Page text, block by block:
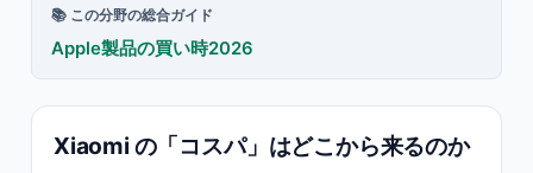
📚 この分野の総合ガイド
Apple製品の買い時2026
Xiaomi の「コスパ」はどこから来るのか